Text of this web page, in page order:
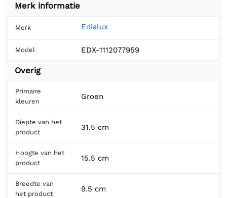
Merk informatie
Merk Edialux
Model EDX-1112077959
Overig
Primaire
kleuren
Groen
Diepte van het
product
31.5 cm
Hoogte van het
product
15.5 cm
Breedte van
het product
9.5 cm